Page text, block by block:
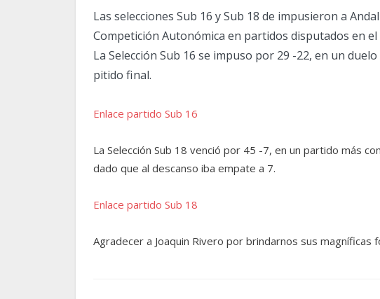
Las selecciones Sub 16 y Sub 18 de impusieron a
Competición Autonómica en partidos disputados en el
La Selección Sub 16 se impuso por 29 -22, en un
pitido final.
Enlace partido Sub 16
La Selección Sub 18 venció por 45 -7, en un partido más
dado que al descanso iba empate a 7.
Enlace partido Sub 18
Agradecer a Joaquin Rivero por brindarnos sus magníficas